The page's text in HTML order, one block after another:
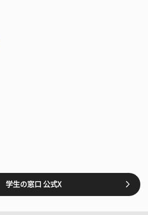
学生の窓口 公式X